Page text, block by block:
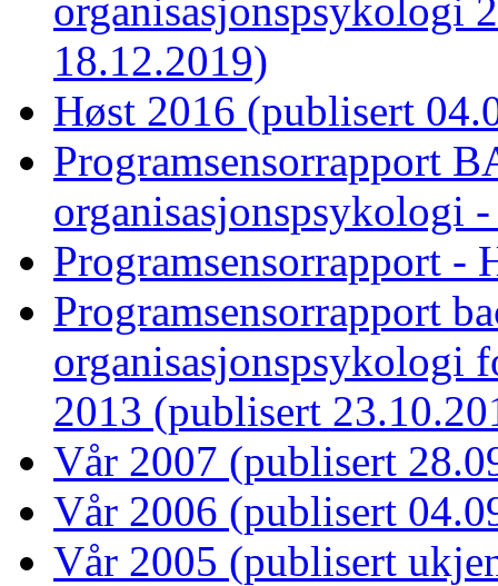
organisasjonspsykologi
18.12.2019)
Høst 2016 (publisert
Programsensorrapport
organisasjonspsykologi
Programsensorrapport -
Programsensorrapport
organisasjonspsykologi
2013 (publisert
Vår 2007 (publisert
Vår 2006 (publisert
Vår 2005 (publisert